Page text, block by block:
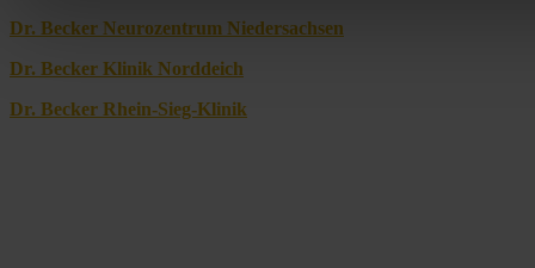
Dr. Becker Neurozentrum Niedersachsen
Dr. Becker Klinik Norddeich
Dr. Becker Rhein-Sieg-Klinik